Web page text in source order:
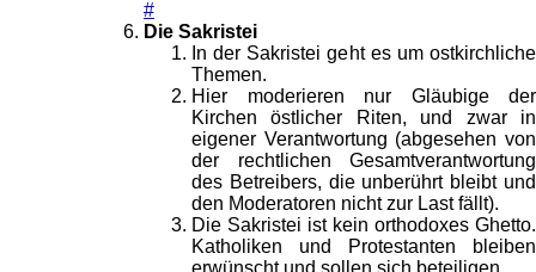
#
Die Sakristei
In der Sakristei geht es um ostkirchliche
Themen.
Hier moderieren nur Gläubige der
Kirchen östlicher Riten, und zwar in
eigener Verantwortung (abgesehen von
der rechtlichen Gesamtverantwortung
des Betreibers, die unberührt bleibt und
den Moderatoren nicht zur Last fällt).
Die Sakristei ist kein orthodoxes Ghetto.
Katholiken und Protestanten bleiben